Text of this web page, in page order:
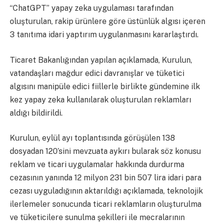
“ChatGPT” yapay zeka uygulaması tarafından
oluşturulan, rakip ürünlere göre üstünlük algısı içeren
3 tanıtıma idari yaptırım uygulanmasını kararlaştırdı.
Ticaret Bakanlığından yapılan açıklamada, Kurulun,
vatandaşları mağdur edici davranışlar ve tüketici
algısını manipüle edici fiillerle birlikte gündemine ilk
kez yapay zeka kullanılarak oluşturulan reklamları
aldığı bildirildi.
Kurulun, eylül ayı toplantısında görüşülen 138
dosyadan 120’sini mevzuata aykırı bularak söz konusu
reklam ve ticari uygulamalar hakkında durdurma
cezasının yanında 12 milyon 231 bin 507 lira idari para
cezası uyguladığının aktarıldığı açıklamada, teknolojik
ilerlemeler sonucunda ticari reklamların oluşturulma
ve tüketicilere sunulma şekilleri ile mecralarının